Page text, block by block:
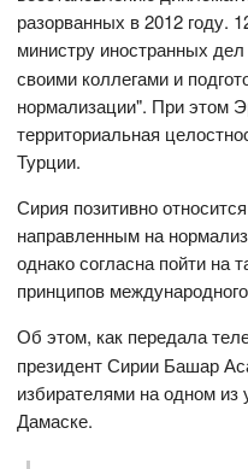
разорванных в 2012 году.
министру иностранных
своими коллегами и
нормализации". При этом
территориальная
Турции.
Сирия позитивно
направленным на
однако согласна пойти на
принципов
Об этом, как передала
президент Сирии Башар
избирателями на одном из
Дамаске.